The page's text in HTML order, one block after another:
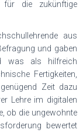
die zukünftige
aus
und gaben
was als hilfreich
Fertigkeiten,
Zeit dazu
Lehre im digitalen
ob die ungewohnte
bewertet